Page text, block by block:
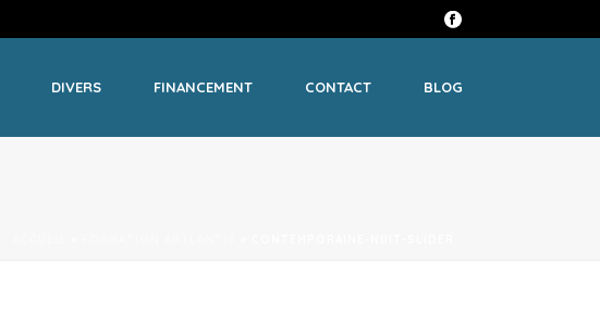
DIVERS FINANCEMENT CONTACT BLOG